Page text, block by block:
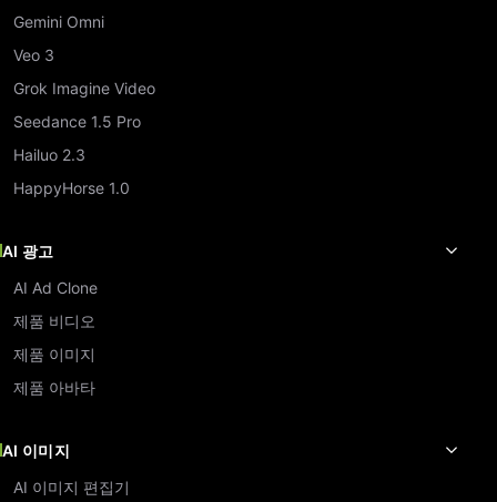
AI 이미지
AI 이미지 편집기
Gemini Omni
Veo 3
Grok Imagine Video
Seedance 1.5 Pro
Hailuo 2.3
HappyHorse 1.0
AI 광고
AI Ad Clone
제품 비디오
제품 이미지
제품 아바타